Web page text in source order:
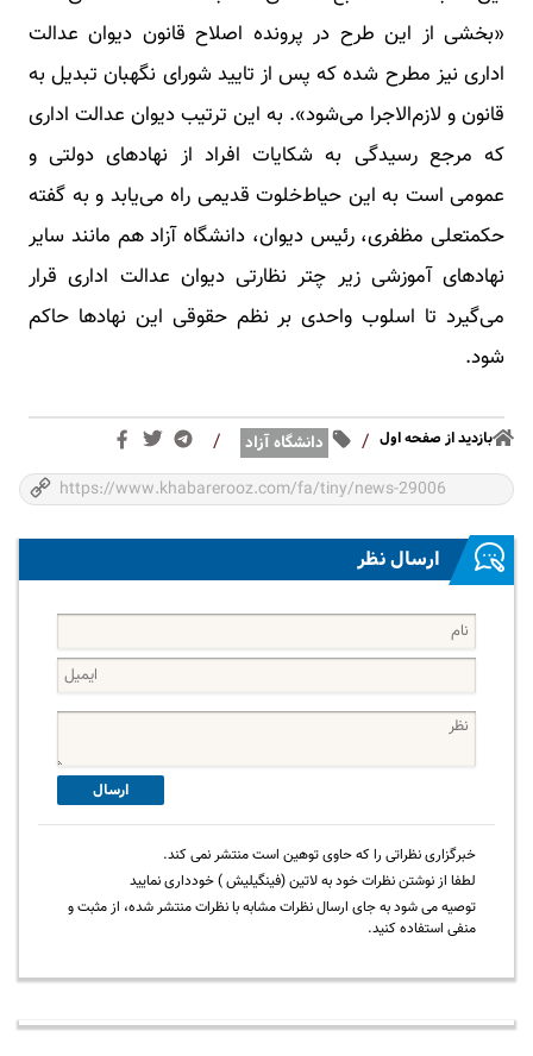
«بخشی از این طرح در پرونده اصلاح قانون دیوان عدالت
اداری نیز مطرح شده که پس از تایید شورای نگهبان تبدیل به
قانون و لازم‌الاجرا می‌شود». به این ترتیب دیوان عدالت اداری
که مرجع رسیدگی به شکایات افراد از نهادهای دولتی و
عمومی است به این حیاط‌خلوت قدیمی راه می‌یابد و به گفته
حکمتعلی مظفری، رئیس دیوان، دانشگاه آزاد هم مانند سایر
نهادهای آموزشی زیر چتر نظارتی دیوان عدالت اداری قرار
می‌گیرد تا اسلوب واحدی بر نظم حقوقی این نهادها حاکم
شود.
بازدید از صفحه اول / دانشگاه آزاد /
ارسال نظر
ارسال
خبرگزاری نظراتی را که حاوی توهین است منتشر نمی کند.
لطفا از نوشتن نظرات خود به لاتین (فینگیلیش ) خودداری نمایید
توصیه می شود به جای ارسال نظرات مشابه با نظرات منتشر شده، از مثبت و
منفی استفاده کنید.